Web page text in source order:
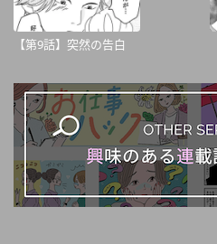
【第9話】突然の告白